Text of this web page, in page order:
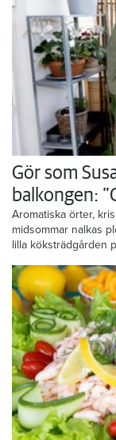
Gör som
balkongen:
Aromatiska örter,
midsommar nalkas
lilla köksträdgården